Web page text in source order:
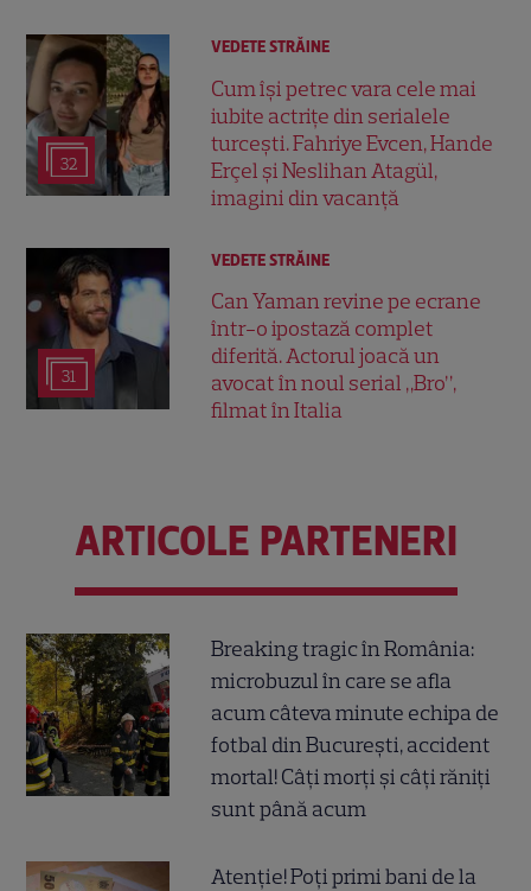
32
VEDETE STRĂINE
Cum își petrec vara cele mai
iubite actrițe din serialele
turcești. Fahriye Evcen, Hande
Erçel și Neslihan Atagül,
imagini din vacanță
31
VEDETE STRĂINE
Can Yaman revine pe ecrane
într-o ipostază complet
diferită. Actorul joacă un
avocat în noul serial „Bro”,
filmat în Italia
ARTICOLE PARTENERI
Breaking tragic în România:
microbuzul în care se afla
acum câteva minute echipa de
fotbal din București, accident
mortal! Câți morți și câți răniți
sunt până acum
Atenție! Poți primi bani de la